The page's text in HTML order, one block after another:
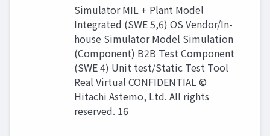
Simulator MIL + Plant Model
Integrated (SWE 5,6) OS Vendor/In-
house Simulator Model Simulation
(Component) B2B Test Component
(SWE 4) Unit test/Static Test Tool
Real Virtual CONFIDENTIAL ©
Hitachi Astemo, Ltd. All rights
reserved. 16